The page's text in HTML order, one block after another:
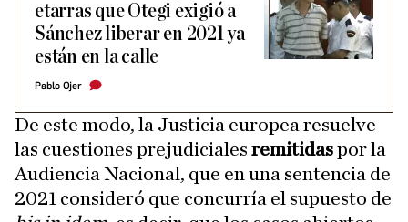
etarras que Otegi exigió a
Sánchez liberar en 2021 ya
están en la calle
Pablo Ojer
De este modo, la Justicia europea resuelve
las cuestiones prejudiciales remitidaspor la
Audiencia Nacional, que en una sentencia de
2021 consideró que concurría el supuesto de